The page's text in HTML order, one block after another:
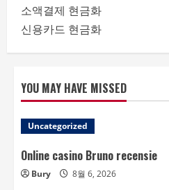
소액결제 현금화
신용카드 현금화
YOU MAY HAVE MISSED
Uncategorized
Online casino Bruno recensie
Bury 8월 6, 2026